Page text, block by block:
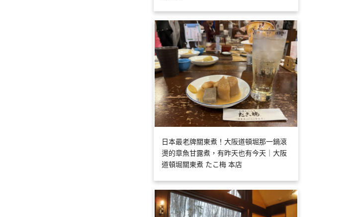
日本最老牌關東煮！大阪道頓堀那一鍋滾
燙的章魚甘露煮，有昨天也有今天｜大阪
道頓堀關東煮 たこ梅 本店